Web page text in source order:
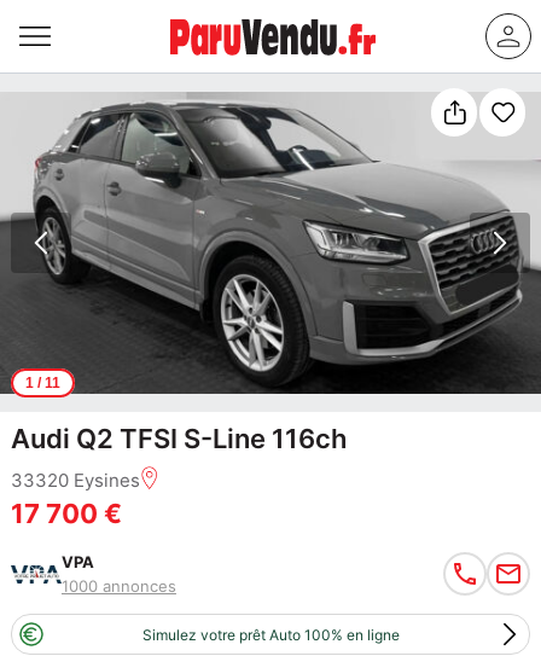
1/ 11
Audi Q2 TFSI S-Line 116ch
33320 Eysines
17 700 €
VPA
1000 annonces
Simulez votre prêt Auto 100% en ligne